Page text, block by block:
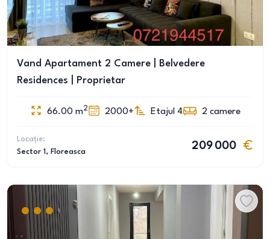
Vand Apartament 2 Camere | Belvedere
Residences | Proprietar
66.00 m2 2000+ Etajul 4 2 camere
Locație:
Sector 1 , Floreasca
209 000